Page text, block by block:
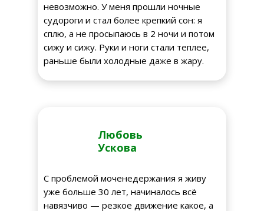
невозможно. У меня прошли ночные
судороги и стал более крепкий сон: я
сплю, а не просыпаюсь в 2 ночи и потом
сижу и сижу. Руки и ноги стали теплее,
раньше были холодные даже в жару.
Любовь
Ускова
С проблемой моченедержания я живу
уже больше 30 лет, начиналось всё
навязчиво — резкое движение какое, а